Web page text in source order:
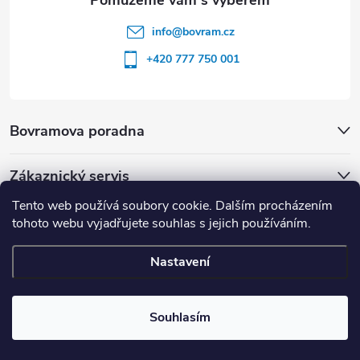
Tento web používá soubory cookie. Dalším procházením
tohoto webu vyjadřujete souhlas s jejich používáním.
Nastavení
Souhlasím
Bovramova poradna
Zákaznický servis
info@bovram.cz
+420 777 750 001
Copyright 2026BOVRAM.cz. Všechna práva vyhrazena.